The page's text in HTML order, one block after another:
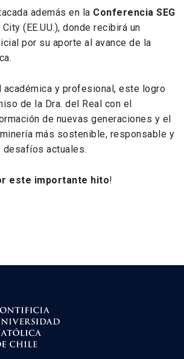
además en la Conferencia SEG
(EE.UU.), donde recibirá un
por su aporte al avance de la
académica y profesional, este logro
de la Dra. del Real con el
de nuevas generaciones y el
más sostenible, responsable y
desafíos actuales.
este importante hito!